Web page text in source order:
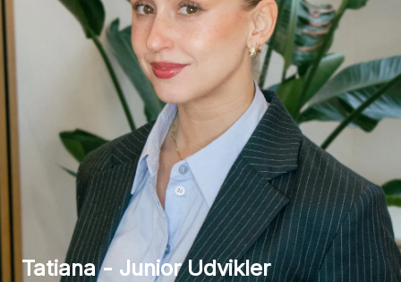
Tatiana - Junior Udvikler